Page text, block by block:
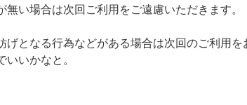
無い場合は次回ご利用をご遠慮いただきます。
げとなる行為などがある場合は次回のご利用
いいかなと。